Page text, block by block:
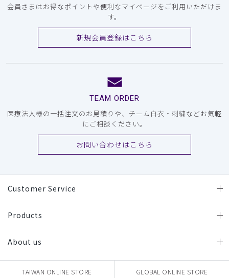
会員さまはお得なポイントや便利なマイページをご利用いただけま
す。
新規会員登録はこちら
TEAM ORDER
医療法人様の一括注文のお見積りや、チーム白衣・刺繍などお気軽
にご相談ください。
お問い合わせはこちら
Customer Service
Products
About us
TAIWAN ONLINE STORE GLOBAL ONLINE STORE